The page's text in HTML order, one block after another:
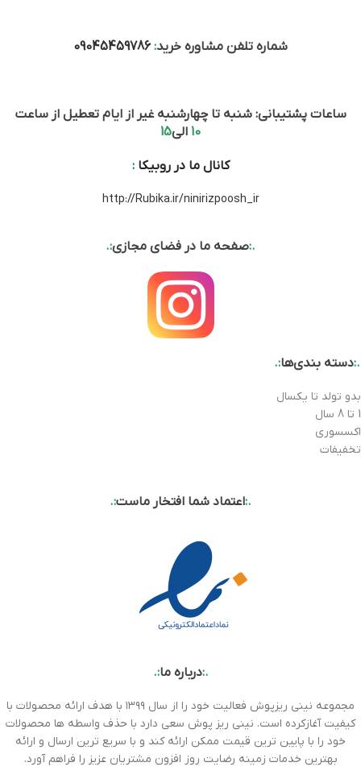
شماره تلفن مشاوره خرید:
09045459786
ساعات پشتیبانی: شنبه تا چهارشنبه غیر از ایام تعطیل از ساعت
10 الی15
کانال ما در روبیکا:
http://Rubika.ir/ninirizpoosh_ir
.:صفحه ما در فضای مجازی:.
.:دسته بندی‌ها:.
بدو تولد تا یکسال
1 تا 8 سال
اکسسوری
تخفیفات
.:اعتماد شما افتخار ماست:.
.:درباره ما:.
مجموعه نینی ریزپوش فعالیت خود را از سال ۱۳۹۹ با هدف ارائه محصولات با
کیفیت آغازکرده است. نینی ریز پوش سعی دارد با حذف واسطه ها محصولات
خود را با پایین ترین قیمت ممکن ارائه کند و با سریع ترین ارسال و ارائه
بهترین خدمات زمینه رضایت روز افزون مشتریان عزیز را فراهم آورد.